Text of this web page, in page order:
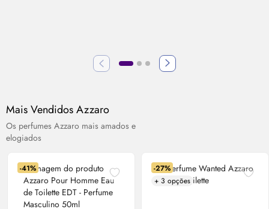
Mais Vendidos Azzaro
Os perfumes Azzaro mais amados e
elogiados
-41%
-27%
+ 3 opções